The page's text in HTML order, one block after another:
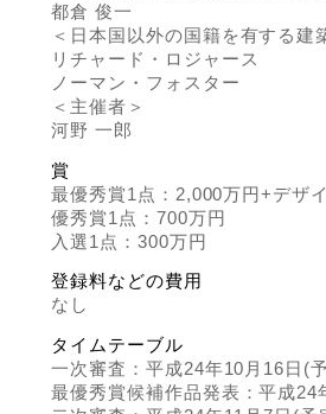
都倉 俊一
＜日本国以外の国籍を有する建
リチャード・ロジャース
ノーマン・フォスター
＜主催者＞
河野 一郎
賞
最優秀賞1点：2,000万円+デザ
優秀賞1点：700万円
入選1点：300万円
登録料などの費用
なし
タイムテーブル
一次審査：平成24年10月16日(
最優秀賞候補作品発表：平成24